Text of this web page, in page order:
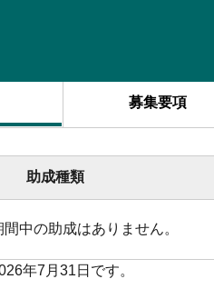
募集要項
助成種類
中の助成はありません。
年7月31日です。